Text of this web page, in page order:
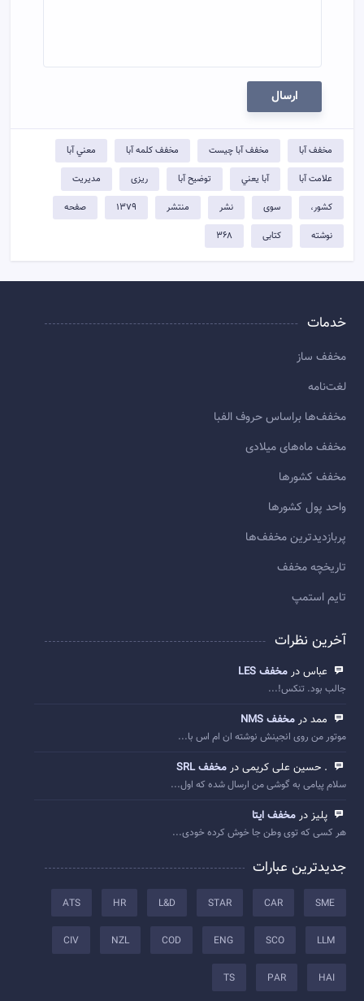
ارسال
مخفف آبا مخفف آبا چيست مخفف کلمه آبا معني آبا
علامت آبا آبا يعني توضيح آبا ریزی مدیریت
کشور، سوی نشر منتشر ۱۳۷۹ صفحه
نوشته کتابی ۳۶۸
خدمات
مخفف ساز
لغت‌نامه
مخفف‌ها براساس حروف الفبا
مخفف ماه‌های میلادی
مخفف کشورها
واحد پول کشورها
پربازديدترين مخفف‌ها
تاريخچه مخفف
تایم استمپ
آخرین نظرات
عباس در مخفف LES
جالب بود. تنکس!...
ممد در مخفف NMS
موتور من روی انجینش نوشته ان ام اس با...
. حسین علی کریمی در مخفف SRL
سلام پیامی به گوشی من ارسال شده که اول...
پلیز در مخفف ایتا
هر کسی که توی وطن جا خوش کرده خودی...
جدیدترین عبارات
SME
CAR
STAR
L&D
HR
ATS
LLM
SCO
ENG
COD
NZL
CIV
HAI
PAR
TS